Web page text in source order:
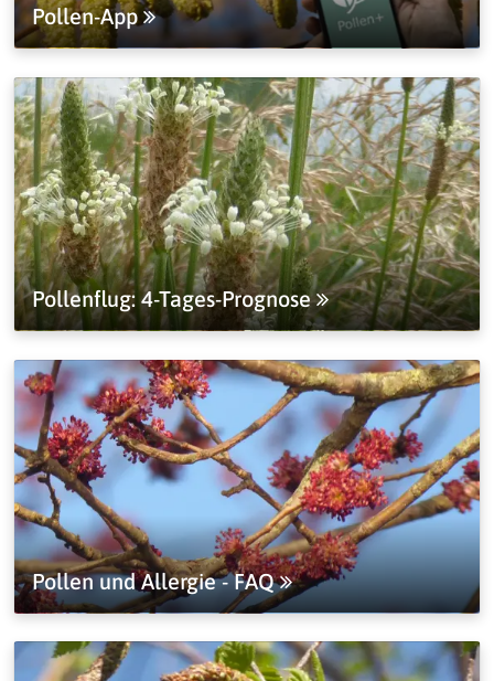
Pollen-App
Pollenflug: 4-Tages-Prognose
Pollen und Allergie - FAQ